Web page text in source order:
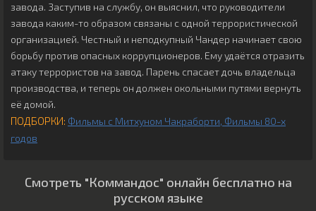
завода. Заступив на службу, он выяснил, что руководители
завода каким-то образом связаны с одной террористической
организацией. Честный и неподкупный Чандер начинает свою
борьбу против опасных коррупционеров. Ему удаётся отразить
атаку террористов на завод. Парень спасает дочь владельца
производства, и теперь он должен окольными путями вернуть
её домой.
ПОДБОРКИ: Фильмы с Митхуном Чакраборти Фильмы 80-х
годов
Смотреть "Коммандос" онлайн бесплатно на
русском языке